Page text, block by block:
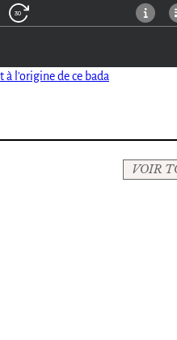
à l'origine de ce bada
VOIR